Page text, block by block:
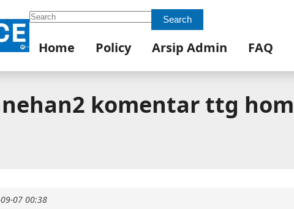
Search Search
Home Policy Arsip Admin FAQ
komentar ttg
07 00:38